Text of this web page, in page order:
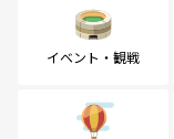
イベント・観戦